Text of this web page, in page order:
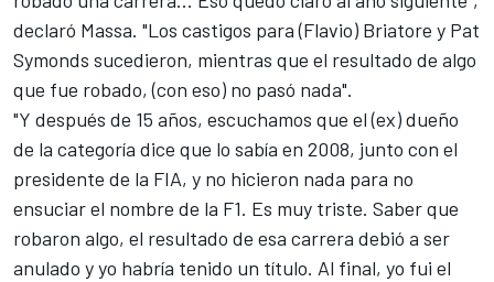
declaró Massa. "Los castigos para (Flavio) Briatore y Pat
Symonds sucedieron, mientras que el resultado de algo
que fue robado, (con eso) no pasó nada".
"Y después de 15 años, escuchamos que el (ex) dueño
de la categoría dice que lo sabía en 2008, junto con el
presidente de la FIA, y no hicieron nada para no
ensuciar el nombre de la F1. Es muy triste. Saber que
robaron algo, el resultado de esa carrera debió a ser
anulado y yo habría tenido un título. Al final, yo fui el